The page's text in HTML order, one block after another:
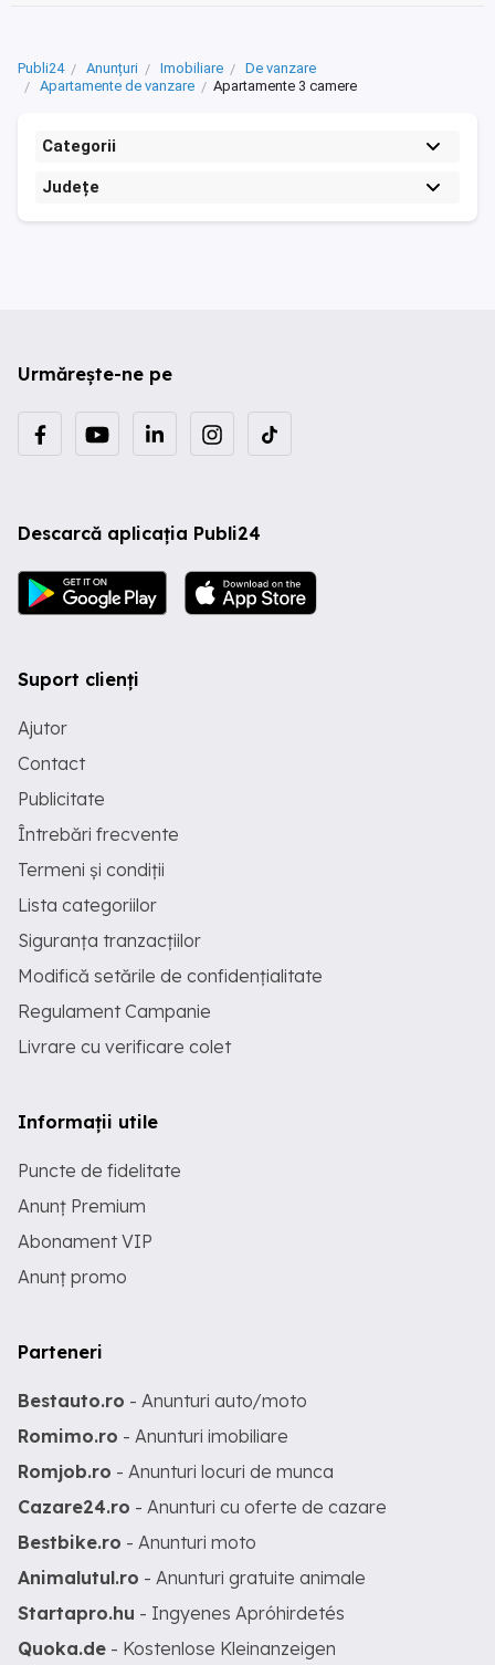
Publi24 Anunțuri Imobiliare
De vanzare
Apartamente de vanzare
Apartamente 3 camere
Categorii
Județe
Urmărește-ne pe
Descarcă aplicația Publi24
Suport clienți
Ajutor
Contact
Publicitate
Întrebări frecvente
Termeni și condiții
Lista categoriilor
Siguranța tranzacțiilor
Modifică setările de confidențialitate
Regulament Campanie
Livrare cu verificare colet
Informații utile
Puncte de fidelitate
Anunț Premium
Abonament VIP
Anunț promo
Parteneri
Bestauto.ro - Anunturi auto/moto
Romimo.ro - Anunturi imobiliare
Romjob.ro - Anunturi locuri de munca
Cazare24.ro - Anunturi cu oferte de cazare
Bestbike.ro - Anunturi moto
Animalutul.ro - Anunturi gratuite animale
Startapro.hu - Ingyenes Apróhirdetés
Quoka.de - Kostenlose Kleinanzeigen